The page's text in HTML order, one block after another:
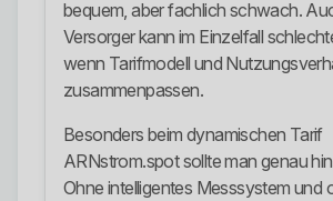
bequem, aber fachlich schwach.
Versorger kann im Einzelfall
wenn Tarifmodell und
zusammenpassen.
Besonders beim dynamischen Tarif
ARNstrom.spot sollte man genau
Ohne intelligentes Messsystem und